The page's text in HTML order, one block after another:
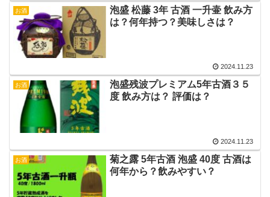
お酒
泡盛 松藤 3年 古酒 一升壷 飲み方
は？何年持つ？美味しさは？
2024.11.23
お酒
泡盛残波プレミアム5年古酒３５
度 飲み方は？ 評価は？
2024.11.23
お酒
菊之露 5年古酒 泡盛 40度 古酒は
何年から？飲みやすい？